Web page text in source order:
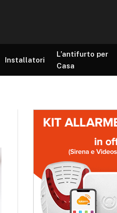
Installatori
L’antifurto per
Casa